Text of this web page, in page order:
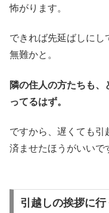
怖がります。
できれば先延ばしに
無難かと。
隣の住人の方たちも
ってるはず。
ですから、遅くても引
済ませたほうがいいで
引越しの挨拶に行